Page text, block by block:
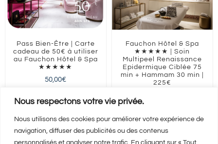
Nous respectons votre vie privée.
Nous utilisons des cookies pour améliorer votre expérience de
navigation, diffuser des publicités ou des contenus
personnalisés et analyser notre trafic. En cliquant sur « Tout
Pass Bien-Être | Carte
cadeau de 50€ à utiliser
au Fauchon Hôtel & Spa
★★★★★
50,00€
ILE-DE-FRANCE
Ajouter au panier
Détails
Fauchon Hôtel & Spa
★★★★★ | Soin
Multipeel Renaissance
Epidermique Ciblée 75
min + Hammam 30 min |
225€
Ajouter au panier
Détails